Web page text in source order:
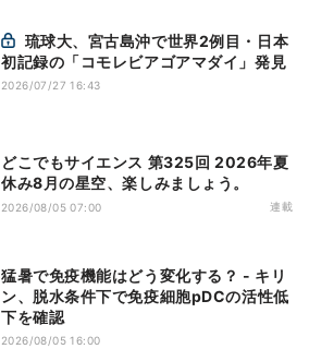
初記録の「コモレビアゴアマダイ」発見
2026/07/27 16:43
どこでもサイエンス 第325回 2026年夏
休み8月の星空、楽しみましょう。
2026/08/05 07:00 連載
猛暑で免疫機能はどう変化する？ - キリ
ン、脱水条件下で免疫細胞pDCの活性低
下を確認
2026/08/05 16:00